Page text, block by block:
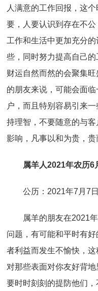
人满意的工作回报，这
要，人要认识到存在不
工作和生活中更加充分
些，同时努力提高自己
财运自然而然的会聚集
的朋友来说，可能会面
户，而且特别容易引来
持理智，不要随意的与
影响，凡事以和为贵，贵
属羊人2021年农历6
公历：2021年7月7日
属羊的朋友在2021年
问题，有可能和平时有
者利益而发生不愉快，
对那些表面对你友好背
要时时刻刻的提防他们